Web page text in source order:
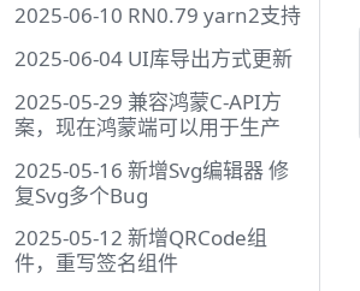
2025-06-10 RN0.79 yarn2支持
2025-06-04 UI库导出方式更新
2025-05-29 兼容鸿蒙C-API方
案，现在鸿蒙端可以用于生产
2025-05-16 新增Svg编辑器 修
复Svg多个Bug
2025-05-12 新增QRCode组
件，重写签名组件